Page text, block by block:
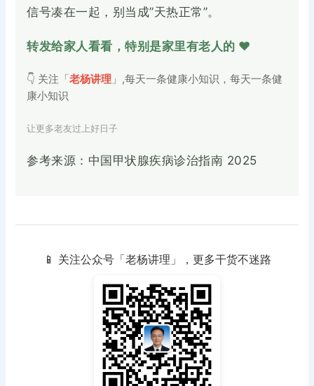
信号凑在一起，别当成”天热正常”。
转发给家人看看，特别是家里有老人的 ❤️
👇 关注「老杨讲理 」,每天一条健康小知识，每天一条健
康小知识
让更多老友过上好日子
参考来源：中国甲状腺疾病诊治指南 2025
📱 关注公众号「老杨讲理」，更多干货不迷路